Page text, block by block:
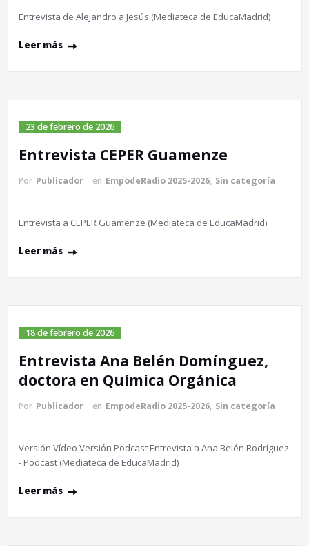
Entrevista de Alejandro a Jesús (Mediateca de EducaMadrid)
Leer más
23 de febrero de 2026
Entrevista CEPER Guamenze
Por Publicador en EmpodeRadio 2025-2026, Sin categoría
Entrevista a CEPER Guamenze (Mediateca de EducaMadrid)
Leer más
18 de febrero de 2026
Entrevista Ana Belén Domínguez,
doctora en Química Orgánica
Por Publicador en EmpodeRadio 2025-2026, Sin categoría
Versión Vídeo Versión Podcast Entrevista a Ana Belén Rodríguez
- Podcast (Mediateca de EducaMadrid)
Leer más